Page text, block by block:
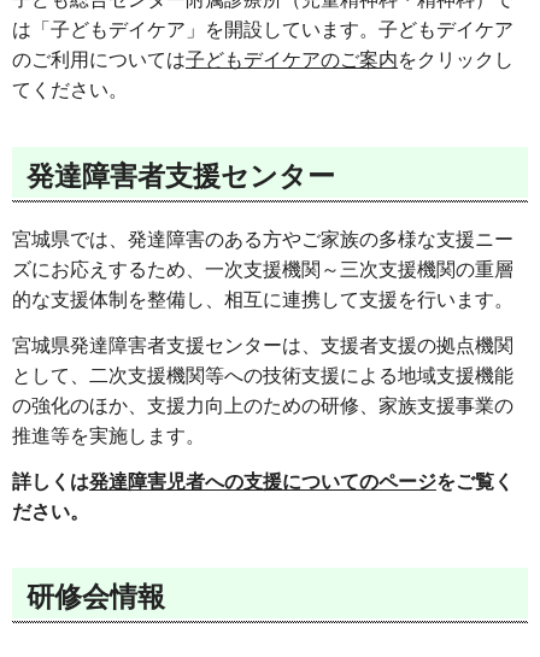
は「子どもデイケア」を開設しています。子どもデイケア
のご利用については子どもデイケアのご案内をクリックし
てください。
発達障害者支援センター
宮城県では、発達障害のある方やご家族の多様な支援ニー
ズにお応えするため、一次支援機関～三次支援機関の重層
的な支援体制を整備し、相互に連携して支援を行います。
宮城県発達障害者支援センターは、支援者支援の拠点機関
として、二次支援機関等への技術支援による地域支援機能
の強化のほか、支援力向上のための研修、家族支援事業の
推進等を実施します。
詳しくは発達障害児者への支援についてのページをご覧く
ださい。
研修会情報